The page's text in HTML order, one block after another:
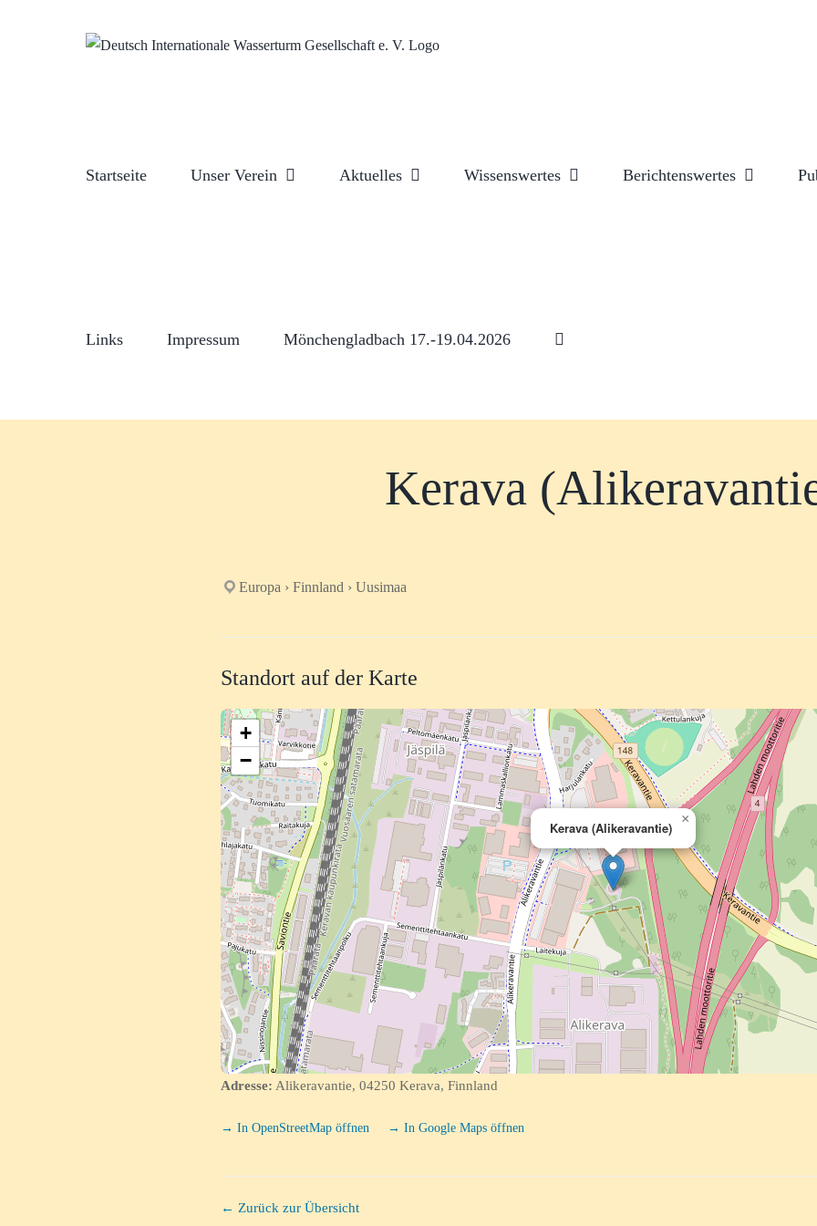
Startseite Unser Verein Aktuelles Wissenswertes Berichtenswertes
Links Impressum Mönchengladbach 17.-19.04.2026
Kerava
Europa › Finnland › Uusimaa
Standort auf der Karte
Kerava (Alikeravantie)
×
+
−
Adresse: Alikeravantie, 04250 Kerava, Finnland
→ In OpenStreetMap öffnen → In Google Maps öffnen
← Zurück zur Übersicht